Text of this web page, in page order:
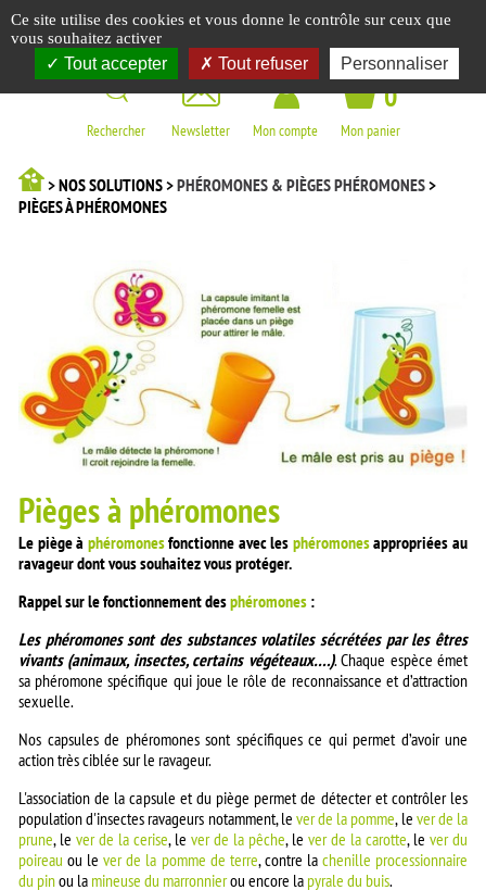
Rechercher Newsletter Mon compte Mon panier
0
> NOS SOLUTIONS >PHÉROMONES & PIÈGES PHÉROMONES>
PIÈGES À PHÉROMONES
Pièges à phéromones
Le piège à phéromonesfonctionne avec les phéromonesappropriées au
ravageur dont vous souhaitez vous protéger.
Rappel sur le fonctionnement desphéromones :
Les phéromones sont des substances volatiles sécrétées par les êtres
vivants (animaux, insectes, certains végéteaux….). Chaque espèce émet
sa phéromone spécifique qui joue le rôle de reconnaissance et d’attraction
sexuelle.
Nos capsules de phéromones sont spécifiques ce qui permet d’avoir une
action très ciblée sur le ravageur.
L'association de la capsule et du piège permet de détecter et contrôler les
population d'insectes ravageurs notamment, le ver de la pomme, le ver de la
prune, le ver de la cerise, le ver de la pêche, le ver de la carotte, le ver du
poireau ou lever de la pomme de terre, contre la chenille processionnaire
du pinou la mineuse du marronnierou encore la pyrale du buis.
Panneau de gestion des cookies
Ce site utilise des cookies et vous donne le contrôle sur ceux que
vous souhaitez activer
Tout accepter Tout refuser Personnaliser